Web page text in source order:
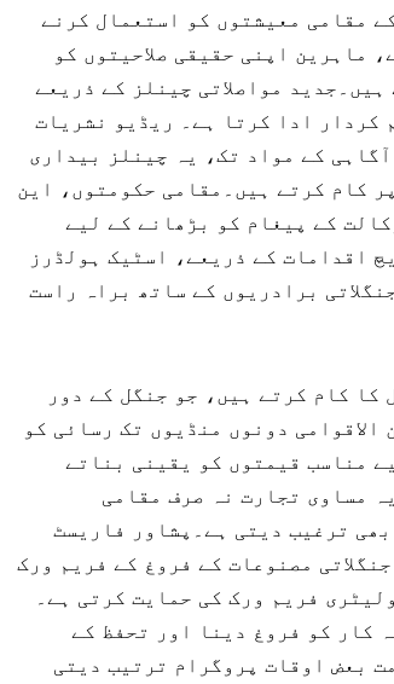
مقامی معیشتوں کو استعمال کرنے
ماہرین اپنی حقیقی صلاحیتوں کو
مواصلاتی چینلز کے ذریعے
کردار ادا کرتا ہے۔ ریڈیو نشریات
کے مواد تک، یہ چینلز بیداری
کام کرتے ہیں۔مقامی حکومتوں، این
کے پیغام کو بڑھانے کے لیے
اقدامات کے ذریعے، اسٹیک ہولڈرز
برادریوں کے ساتھ براہ راست
کام کرتے ہیں، جو جنگل کے دور
دونوں منڈیوں تک رسائی کو
مناسب قیمتوں کو یقینی بناتے
مساوی تجارت نہ صرف مقامی
ترغیب دیتی ہے۔پشاور فاریسٹ
مصنوعات کے فروغ کے فریم ورک
فریم ورک کی حمایت کرتی ہے۔
کار کو فروغ دینا اور تحفظ کے
بعض اوقات پروگرام ترتیب دیتی